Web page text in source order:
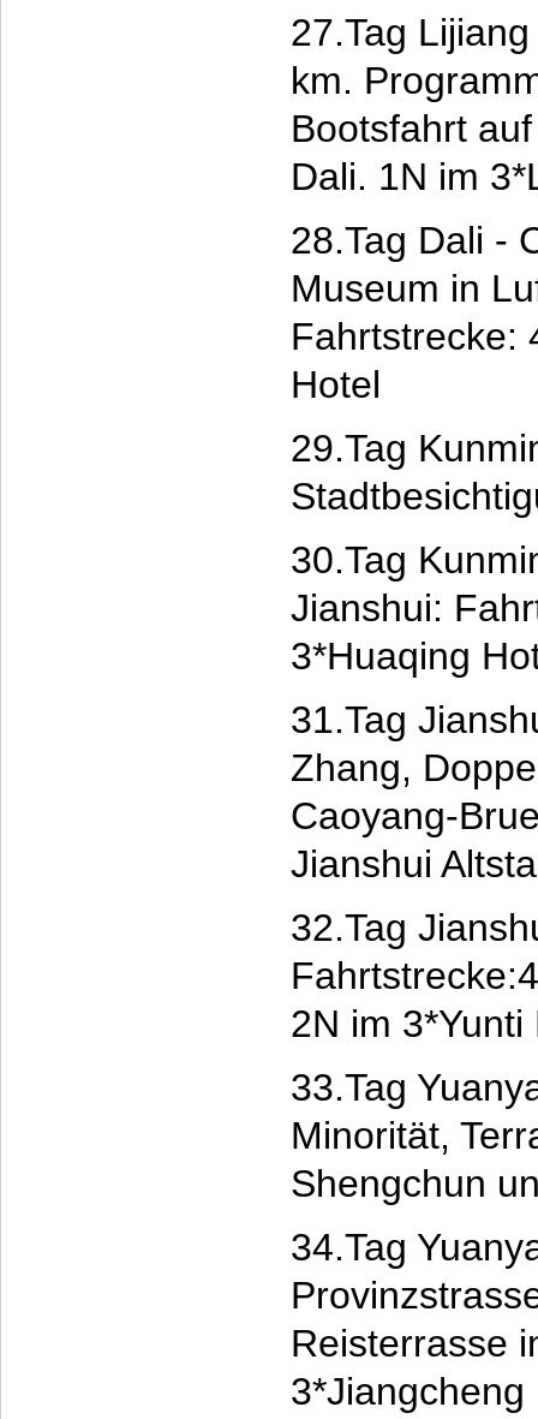
27.Tag
km.
Bootsfahrt
Dali. 1N im
28.Tag Dali -
Museum in
Fahrtstrecke:
Hotel
29.Tag
30.Tag
Jianshui:
3*Huaqing
31.Tag
Zhang,
Caoyang-
Jianshui
32.Tag
2N im 3*Yunti
33.Tag
Minorität,
Shengchun
34.Tag
Reisterrasse
3*Jiangcheng